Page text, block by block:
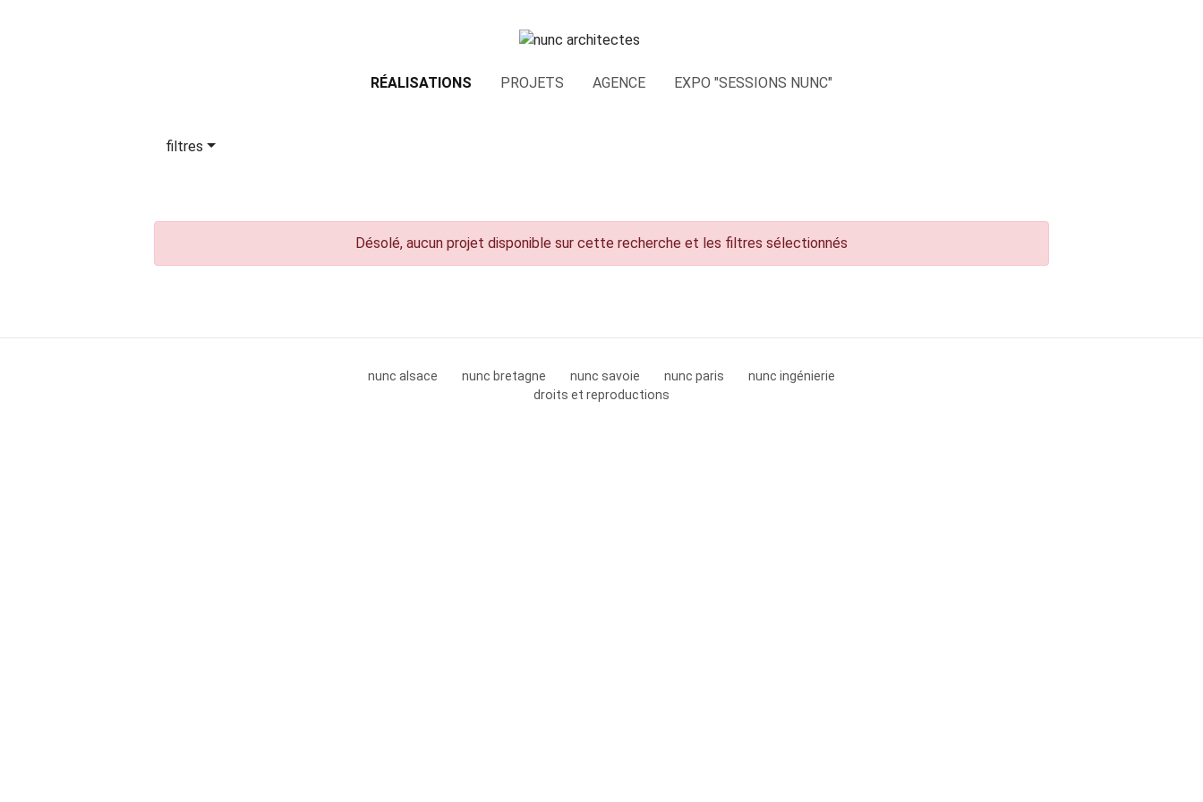
RÉALISATIONS PROJETS AGENCE EXPO "SESSIONS NUNC"
filtres
Désolé, aucun projet disponible sur cette recherche et les filtres sélectionnés
nunc alsace nunc bretagne nunc savoie nunc paris
nunc ingénierie
droits et reproductions